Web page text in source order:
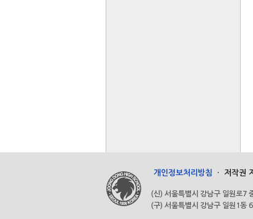
개인정보처리방침 · 저작권
(신) 서울특별시 강남구 일원
(구) 서울특별시 강남구 일원1동